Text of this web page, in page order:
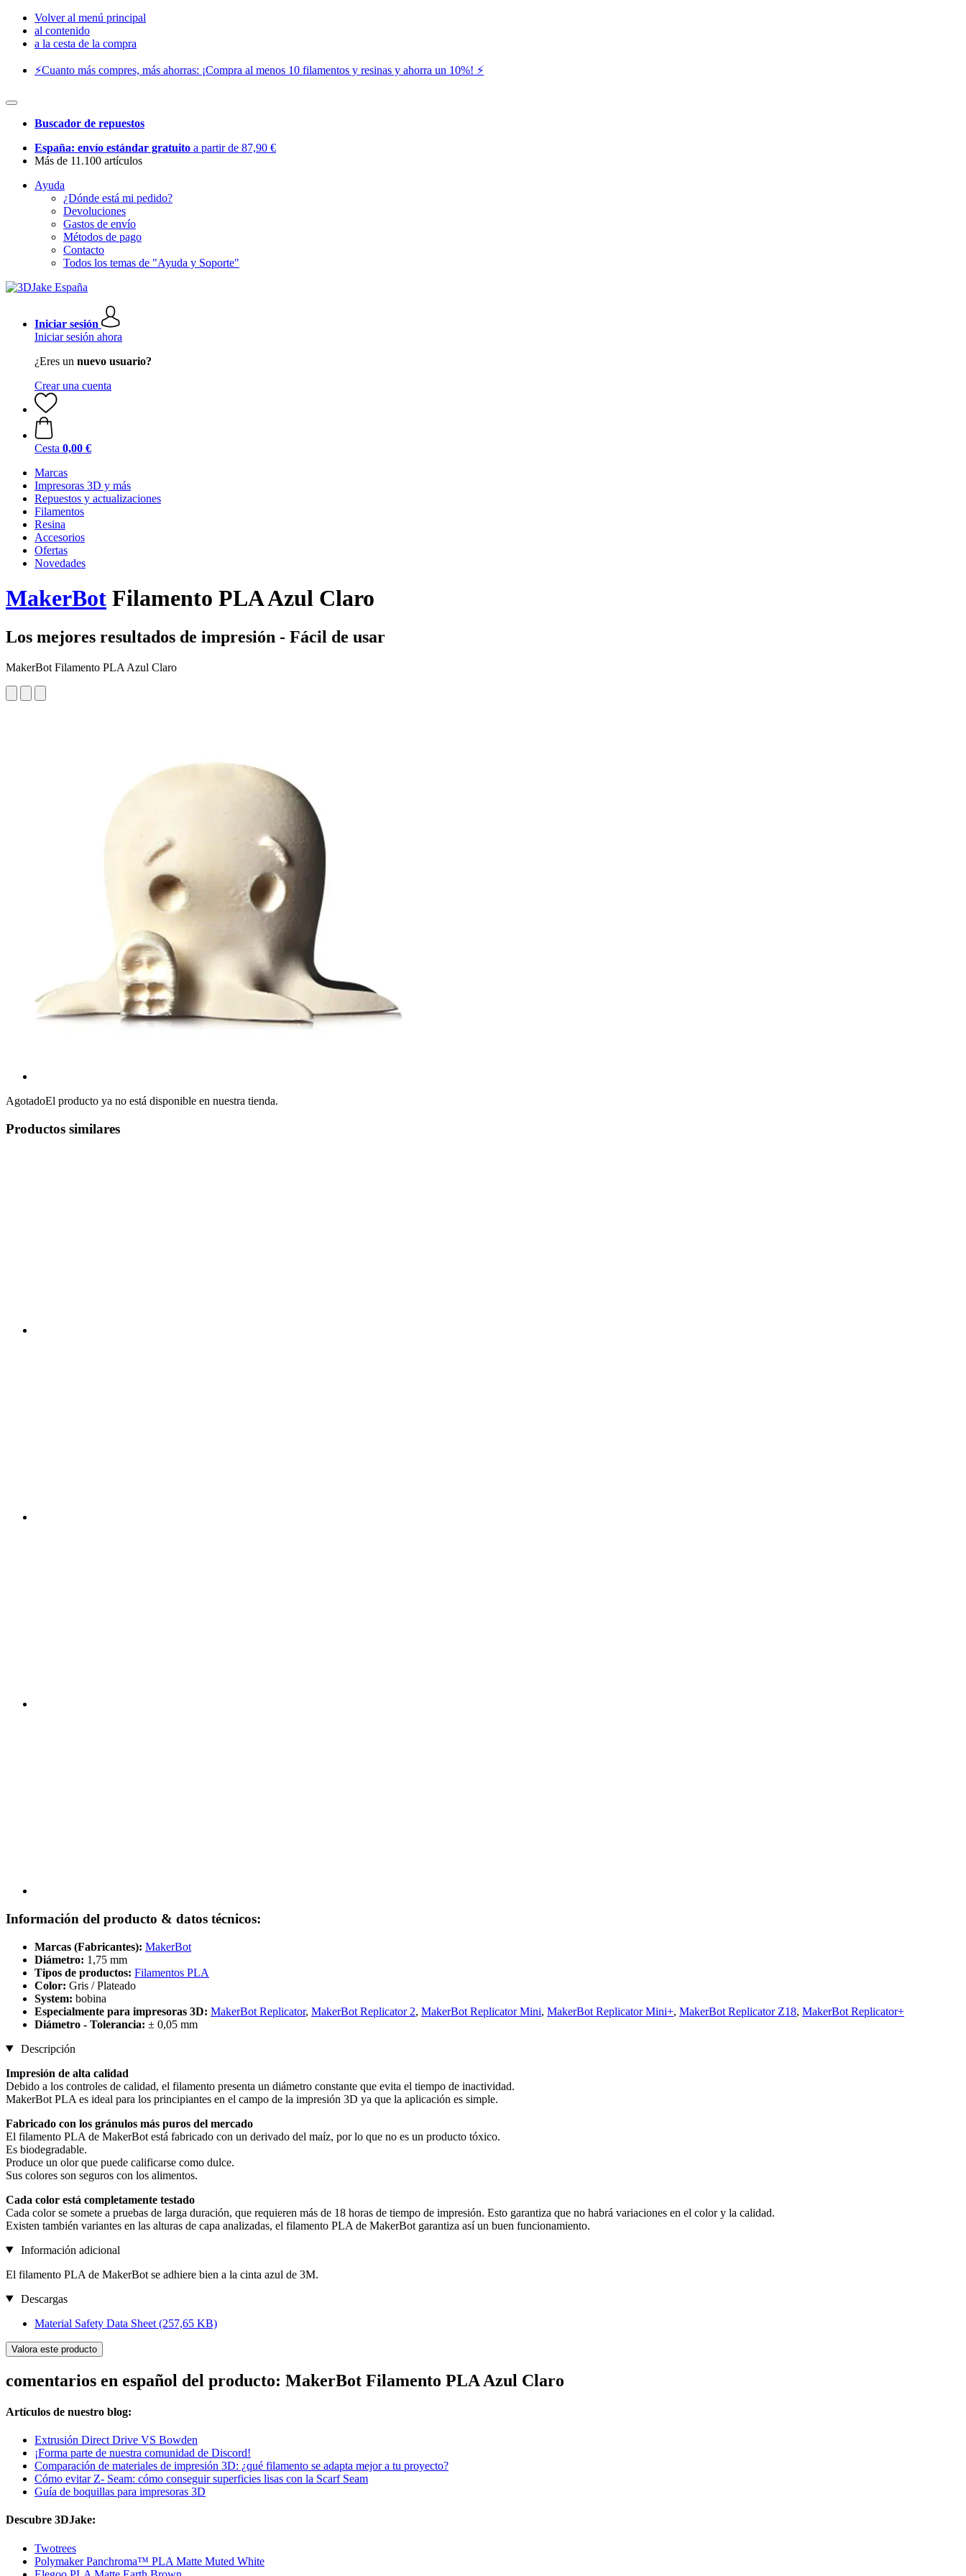
Volver al menú principal
al contenido
a la cesta de la compra
⚡️Cuanto más compres, más ahorras: ¡Compra al menos 10 filamentos y resinas y ahorra un 10%! ⚡️
Buscador de repuestos
España: envío estándar gratuito a partir de 87,90 €
Más de 11.100 artículos
Ayuda
¿Dónde está mi pedido?
Devoluciones
Gastos de envío
Métodos de pago
Contacto
Todos los temas de "Ayuda y Soporte"
Iniciar sesión
Iniciar sesión ahora
¿Eres un nuevo usuario?
Crear una cuenta
Cesta 0,00 €
Marcas
Impresoras 3D y más
Repuestos y actualizaciones
Filamentos
Resina
Accesorios
Ofertas
Novedades
MakerBot Filamento PLA Azul Claro
Los mejores resultados de impresión - Fácil de usar
MakerBot Filamento PLA Azul Claro
AgotadoEl producto ya no está disponible en nuestra tienda.
Productos similares
Información del producto & datos técnicos:
Marcas (Fabricantes): MakerBot
Diámetro: 1,75 mm
Tipos de productos: Filamentos PLA
Color: Gris / Plateado
System: bobina
Especialmente para impresoras 3D: MakerBot Replicator, MakerBot Replicator 2, MakerBot Replicator Mini, MakerBot Replicator Mini+, MakerBot Replicator Z18, MakerBot Replicator+
Diámetro - Tolerancia: ± 0,05 mm
Descripción
Impresión de alta calidad
Debido a los controles de calidad, el filamento presenta un diámetro constante que evita el tiempo de inactividad.
MakerBot PLA es ideal para los principiantes en el campo de la impresión 3D ya que la aplicación es simple.
Fabricado con los gránulos más puros del mercado
El filamento PLA de MakerBot está fabricado con un derivado del maíz, por lo que no es un producto tóxico.
Es biodegradable.
Produce un olor que puede calificarse como dulce.
Sus colores son seguros con los alimentos.
Cada color está completamente testado
Cada color se somete a pruebas de larga duración, que requieren más de 18 horas de tiempo de impresión. Esto garantiza que no habrá variaciones en el color y la calidad.
Existen también variantes en las alturas de capa analizadas, el filamento PLA de MakerBot garantiza así un buen funcionamiento.
Información adicional
El filamento PLA de MakerBot se adhiere bien a la cinta azul de 3M.
Descargas
Material Safety Data Sheet (257,65 KB)
Valora este producto
comentarios en español del producto: MakerBot Filamento PLA Azul Claro
Artículos de nuestro blog:
Extrusión Direct Drive VS Bowden
¡Forma parte de nuestra comunidad de Discord!
Comparación de materiales de impresión 3D: ¿qué filamento se adapta mejor a tu proyecto?
Cómo evitar Z- Seam: cómo conseguir superficies lisas con la Scarf Seam
Guía de boquillas para impresoras 3D
Descubre 3DJake:
Twotrees
Polymaker Panchroma™ PLA Matte Muted White